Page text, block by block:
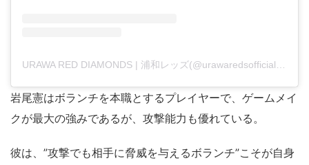
岩尾憲はボランチを本職とするプレイヤーで、ゲームメイ
クが最大の強みであるが、攻撃能力も優れている。
彼は、”攻撃でも相手に脅威を与えるボランチ”こそが自身